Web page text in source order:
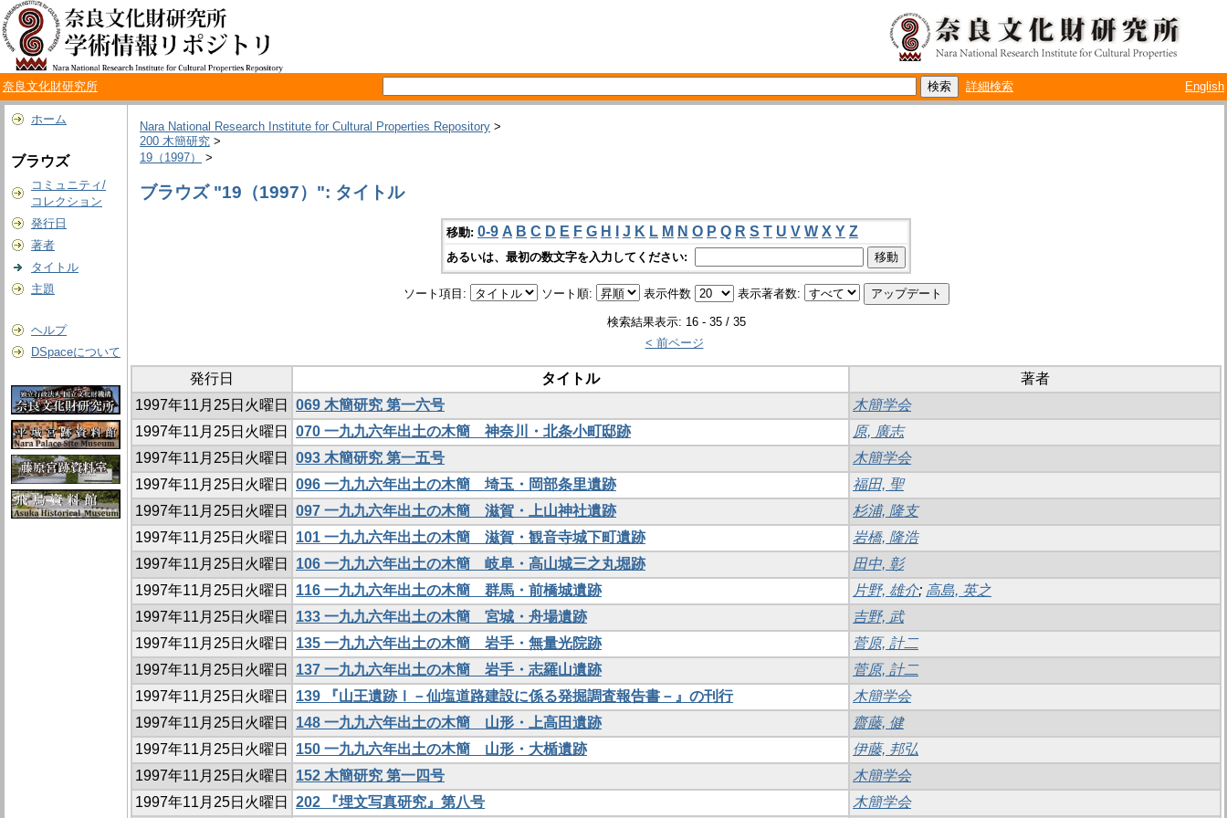
奈良文化財研究所 詳細検索 English
ホーム
ブラウズ
コミュニティ/
コレクション
発行日
著者
タイトル
主題
ヘルプ
DSpaceについて
Nara National Research Institute for Cultural Properties Repository >
200 木簡研究 >
19（1997）
>
ブラウズ "19（1997）": タイトル
移動: 0-9 A B C D E F G H J K L M N O P Q R S T U V W X Y Z
あるいは、最初の数文字を入力してください:
ソート項目: ソート順: 表示件数 表示著者数:
検索結果表示: 16 - 35 / 35
< 前ページ
発行日 タイトル
著者
1997年11月25日火曜日
069 木簡研究 第一六号
木簡学会
1997年11月25日火曜日
070 一九九六年出土の木簡 神奈川・北条小町邸跡
原, 廣志
1997年11月25日火曜日
093 木簡研究 第一五号
木簡学会
1997年11月25日火曜日
096 一九九六年出土の木簡 埼玉・岡部条里遺跡
福田, 聖
1997年11月25日火曜日
097 一九九六年出土の木簡 滋賀・上山神社遺跡
杉浦, 隆支
1997年11月25日火曜日
101 一九九六年出土の木簡 滋賀・観音寺城下町遺跡
岩橋, 隆浩
1997年11月25日火曜日
106 一九九六年出土の木簡 岐阜・高山城三之丸堀跡
田中, 彰
1997年11月25日火曜日
116 一九九六年出土の木簡 群馬・前橋城遺跡 片野, 雄介; 高島, 英之
1997年11月25日火曜日
133 一九九六年出土の木簡 宮城・舟場遺跡
吉野, 武
1997年11月25日火曜日
135 一九九六年出土の木簡 岩手・無量光院跡
菅原, 計二
1997年11月25日火曜日
137 一九九六年出土の木簡 岩手・志羅山遺跡
菅原, 計二
1997年11月25日火曜日
139 『山王遺跡Ⅰ－仙塩道路建設に係る発掘調査報告書－』の刊行
木簡学会
1997年11月25日火曜日
148 一九九六年出土の木簡 山形・上高田遺跡
齋藤, 健
1997年11月25日火曜日
150 一九九六年出土の木簡 山形・大楯遺跡
伊藤, 邦弘
1997年11月25日火曜日
152 木簡研究 第一四号
木簡学会
1997年11月25日火曜日
202 『埋文写真研究』第八号 木簡学会